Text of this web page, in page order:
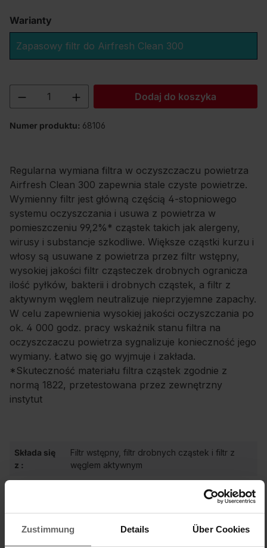
Zustimmung Details Über Cookies
Warianty
Zapasowy filtr do Airfresh Clean 300
Ilość produktu: Wprowadź żądaną
Dodaj do koszyka
Numer produktu: 68106
Regularna wymiana filtra w oczyszczaczu powietrza
Airfresh Clean 300 zapewnia stale czyste powietrze.
Wymienny filtr jest główną częścią 4-stopniowego
systemu oczyszczania i usuwa z powietrza w
pomieszczeniu 99,2%* cząstek takich jak alergeny,
wirusy i substancje szkodliwe. Większe cząstki kurzu i
włosy są usuwane z powietrza przez filtr wstępny,
wysokiej jakości filtr cząsteczek drobnych ogranicza
ilość pyłków, bakterii i drobnych cząstek, a filtr z
aktywnym węglem neutralizuje nieprzyjemne zapachy.
W celu zapewnienia wysokiej jakości oczyszczania po
ok. 4 000 godz. pracy wskaźnik stanu filtra na
oczyszczaczu powietrza sygnalizuje konieczność jego
wymiany. Łatwo się go wyjmuje i zakłada.
*Skuteczność materiału filtra cząstek zgodnie z
normą 1822, przetestowana przez zewnętrzny
instytut
Składa się
z :
Filtr wstępny, filtr drobnych cząstek i filtr z
węglem aktywnym
konieczna tylko po około 4 000 godzin pracy
Wydajność Usuwa 99,2%* cząstek, takich jak alergeny,